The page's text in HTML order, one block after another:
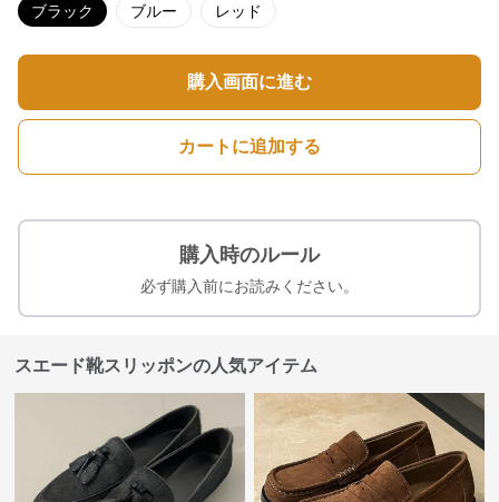
ブラック ブルー レッド
購入画面に進む
カートに追加する
購入時のルール
必ず購入前にお読みください。
スエード靴スリッポンの人気アイテム